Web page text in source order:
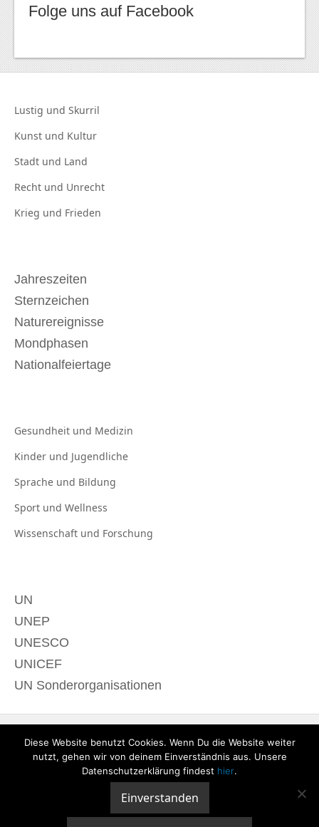
Folge uns auf Facebook
Lustig und Skurril
Kunst und Kultur
Stadt und Land
Recht und Unrecht
Krieg und Frieden
Jahreszeiten
Sternzeichen
Naturereignisse
Mondphasen
Nationalfeiertage
Gesundheit und Medizin
Kinder und Jugendliche
Sprache und Bildung
Sport und Wellness
Wissenschaft und Forschung
UN
UNEP
UNESCO
UNICEF
UN Sonderorganisationen
Diese Website benutzt Cookies. Wenn Du die Website weiter
nutzt, gehen wir von deinem Einverständnis aus. Unsere
Datenschutzerklärung findest hier.
Einverstanden